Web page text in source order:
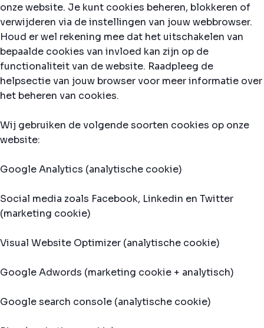
onze website. Je kunt cookies beheren, blokkeren of
verwijderen via de instellingen van jouw webbrowser.
Houd er wel rekening mee dat het uitschakelen van
bepaalde cookies van invloed kan zijn op de
functionaliteit van de website. Raadpleeg de
helpsectie van jouw browser voor meer informatie over
het beheren van cookies.
Wij gebruiken de volgende soorten cookies op onze
website:
Google Analytics (analytische cookie)
Social media zoals Facebook, Linkedin en Twitter
(marketing cookie)
Visual Website Optimizer (analytische cookie)
Google Adwords (marketing cookie + analytisch)
Google search console (analytische cookie)